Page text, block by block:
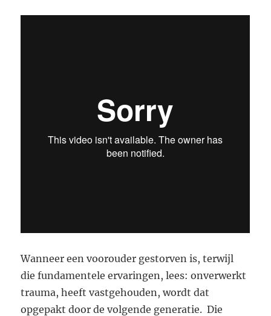
Wanneer een voorouder gestorven is, terwijl
die fundamentele ervaringen, lees: onverwerkt
trauma, heeft vastgehouden, wordt dat
opgepakt door de volgende generatie. Die